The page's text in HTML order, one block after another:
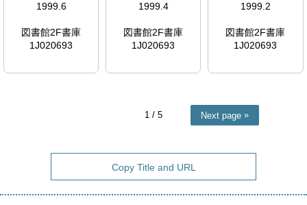
1999.6
図書館2F書庫
1J020693
1999.4
図書館2F書庫
1J020693
1999.2
図書館2F書庫
1J020693
1 / 5 Next page
Copy Title and URL